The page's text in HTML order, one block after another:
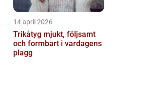
14 april 2026
Trikåtyg mjukt, följsamt
och formbart i vardagens
plagg